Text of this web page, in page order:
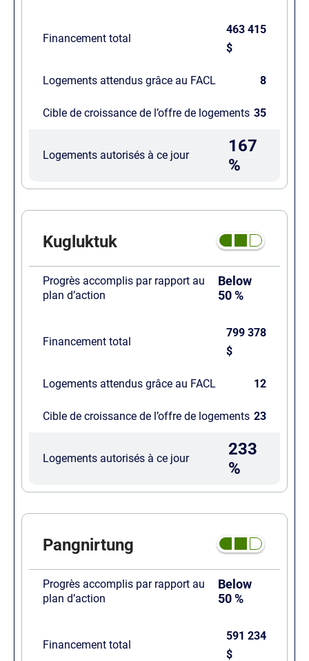
Financement total
463 415
$
Logements attendus grâce au FACL 8
Cible de croissance de l’offre de logements 35
Logements autorisés à ce jour
167
%
Kugluktuk
Progrès accomplis par rapport au
plan d’action
Below
50 %
Financement total
799 378
$
Logements attendus grâce au FACL 12
Cible de croissance de l’offre de logements 23
Logements autorisés à ce jour
233
%
Pangnirtung
Progrès accomplis par rapport au
plan d’action
Below
50 %
Financement total
591 234
$